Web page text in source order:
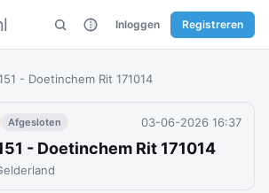
Inloggen Registreren
- Doetinchem Rit 171014
Afgesloten 03-06-2026 16:37
- Doetinchem Rit 171014